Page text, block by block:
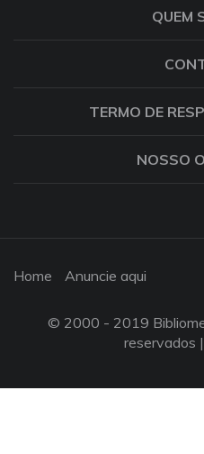
QUEM
TERMO DE
NOSSO
Home Anuncie aqui
© 2000 - 2019
reservados |